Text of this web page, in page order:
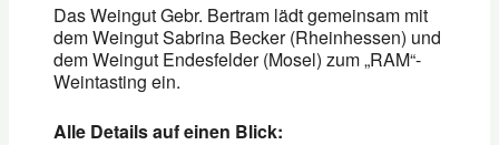
Das Weingut Gebr. Bertram lädt gemeinsam mit
dem Weingut Sabrina Becker (Rheinhessen) und
dem Weingut Endesfelder (Mosel) zum „RAM“-
Weintasting ein.
Alle Details auf einen Blick: